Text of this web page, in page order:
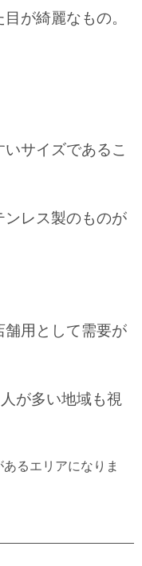
が綺麗なもの。
いサイズであるこ
ンレス製のものが
舗用として需要が
が多い地域も視
るエリアになりま